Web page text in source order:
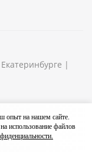
|
опыт на нашем сайте.
использование файлов